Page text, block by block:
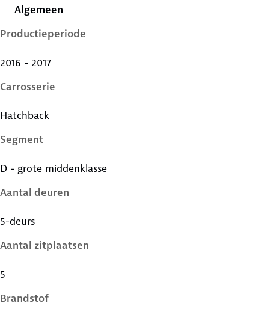
Algemeen
Productieperiode
2016 - 2017
Carrosserie
Hatchback
Segment
D - grote middenklasse
Aantal deuren
5-deurs
Aantal zitplaatsen
5
Brandstof